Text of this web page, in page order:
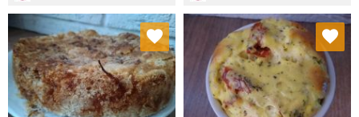
Dodaj do ulubionych
Wybierz listę:
Dodaj do ulubionych
Wybierz listę: